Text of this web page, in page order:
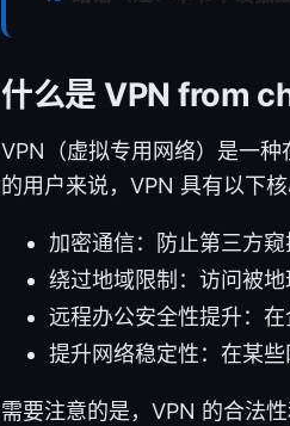
什么是 VPN from
VPN（虚拟专用网络）是一
的用户来说，VPN 具有以下核
加密通信：防止第三方
绕过地域限制：访问被
远程办公安全性提升：
提升网络稳定性：在某
需要注意的是，VPN 的合法